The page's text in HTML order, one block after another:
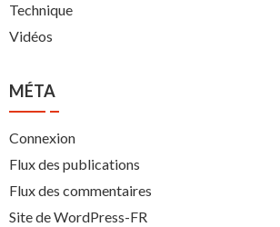
Technique
Vidéos
MÉTA
Connexion
Flux des publications
Flux des commentaires
Site de WordPress-FR